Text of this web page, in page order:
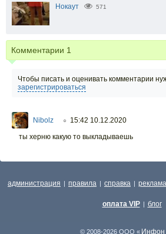
Нокаут 571
Комментарии 1
Чтобы писать и оценивать комментарии
зарегистрироваться
Nibolz ○ 15:42 10.12.2020
ты херню какую то выкладываешь
администрация | правила | справка | реклама
оплата VIP | блог
© 2008-2026 ООО « Инфон